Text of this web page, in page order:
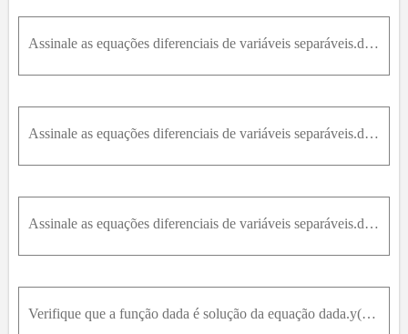
Assinale as equações diferenciais de variáveis separáveis.dx/dt = 1 + x^2
Assinale as equações diferenciais de variáveis separáveis.dx/dt = tx
Assinale as equações diferenciais de variáveis separáveis.dx/dt = x(1 + t^2)
Verifique que a função dada é solução da equação dada.y(x) = -2 / (x^2 + 1) e dy/dx = (xy)^2